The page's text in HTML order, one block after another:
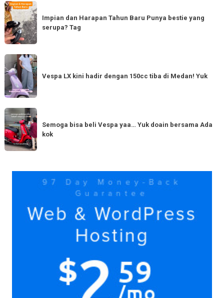
Impian
dan
Harapan
Tahun
Baru
Punya
bestie
yang
Tag
Impian dan Harapan Tahun Baru Punya bestie yang
serupa? Tag
Vespa
LX
kini
hadir
dengan
150cc
tiba
di
Vespa LX kini hadir dengan 150cc tiba di Medan! Yuk
Semoga
bisa
beli
Vespa
Yuk
Semoga bisa beli Vespa yaa… Yuk doain bersama Ada
kok